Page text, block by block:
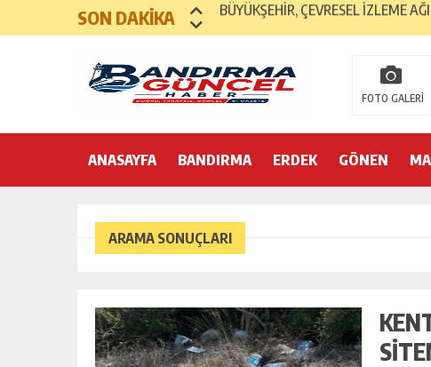
SON DAKİKA
BANDIRMALILAR, BADO’NUN
BANÜ, EN İYİLER ARASINDAKİ
YÜZEN AHIR’A BİR TEPKİ DE;
BANDIRMALI KAHRAMAN KIBRIS
FOTO GALERİ
ANASAYFA BANDIRMA ERDEK GÖNEN
ARAMA SONUÇLARI